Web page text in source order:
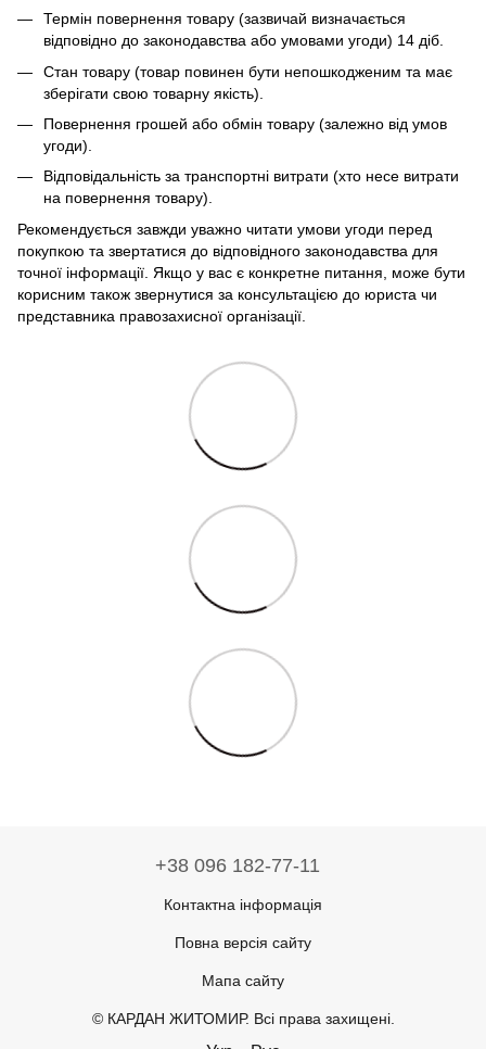
Термін повернення товару (зазвичай визначається
відповідно до законодавства або умовами угоди) 14 діб.
Стан товару (товар повинен бути непошкодженим та має
зберігати свою товарну якість).
Повернення грошей або обмін товару (залежно від умов
угоди).
Відповідальність за транспортні витрати (хто несе витрати
на повернення товару).
Рекомендується завжди уважно читати умови угоди перед
покупкою та звертатися до відповідного законодавства для
точної інформації. Якщо у вас є конкретне питання, може бути
корисним також звернутися за консультацією до юриста чи
представника правозахисної організації.
+38 096 182-77-11
Контактна інформація
Повна версія сайту
Мапа сайту
© КАРДАН ЖИТОМИР. Всі права захищені.